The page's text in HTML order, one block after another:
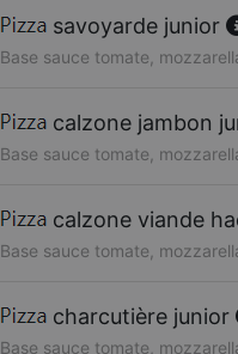
savoyarde junior
Base sauce tomate,
calzone jambon
Base sauce tomate,
calzone viande
Base sauce tomate,
charcutière junior
Base sauce tomate,